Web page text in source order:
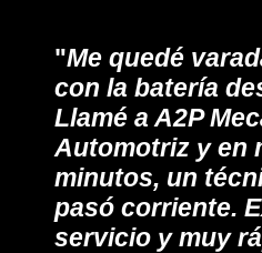
"Me quedé
con la batería
Llamé a A2P
Automotriz y en
minutos, un
pasó corriente.
servicio y muy